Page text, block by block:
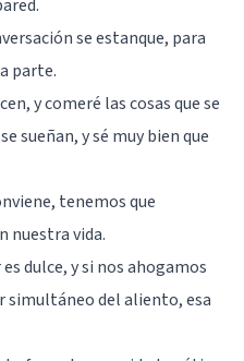
se estanque, para
parte.
y comeré las cosas que se
sueñan, y sé muy bien que
tenemos que
nuestra vida.
dulce, y si nos ahogamos
simultáneo del aliento, esa